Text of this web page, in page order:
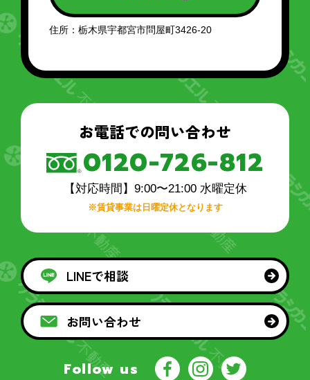
住所：栃木県宇都宮市問屋町3426-20
お電話での問い合わせ
0120-726-812
【対応時間】9:00〜21:00 水曜定休
※賃貸事業は日曜定休となります
LINEで相談
お問い合わせ
Follow us